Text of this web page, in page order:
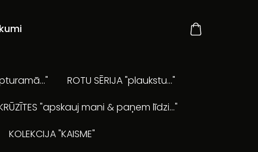
ROTU SĒRIJA "plaukstu..."
"apskauj mani & paņem līdzi..."
KOLEKCIJA "KAISME"